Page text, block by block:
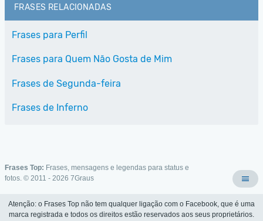
FRASES RELACIONADAS
Frases para Perfil
Frases para Quem Não Gosta de Mim
Frases de Segunda-feira
Frases de Inferno
Frases Top: Frases, mensagens e legendas para status e
fotos. © 2011 - 2026 7Graus
Atenção: o Frases Top não tem qualquer ligação com o Facebook, que é uma
marca registrada e todos os direitos estão reservados aos seus proprietários.